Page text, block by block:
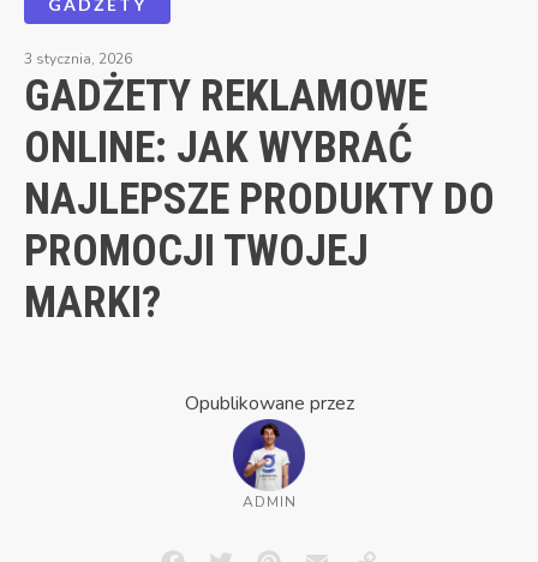
3 stycznia, 2026
GADŻETY REKLAMOWE
ONLINE: JAK WYBRAĆ
NAJLEPSZE PRODUKTY DO
PROMOCJI TWOJEJ
MARKI?
Opublikowane przez
ADMIN